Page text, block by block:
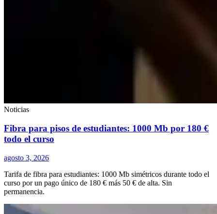
Noticias
Fibra para pisos de estudiantes: 1000 Mb por 180 €
todo el curso
agosto 3, 2026
Tarifa de fibra para estudiantes: 1000 Mb simétricos durante todo el
curso por un pago único de 180 € más 50 € de alta. Sin
permanencia.